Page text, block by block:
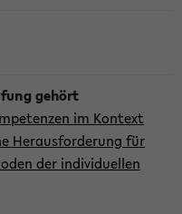
im Kontext
Herausforderung für
der individuellen